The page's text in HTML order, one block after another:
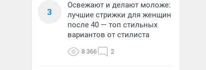
3
Освежают и делают моложе:
лучшие стрижки для женщин
после 40 — топ стильных
вариантов от стилиста
8 366 2